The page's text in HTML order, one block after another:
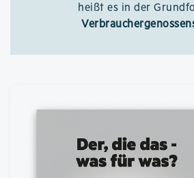
heißt es in der